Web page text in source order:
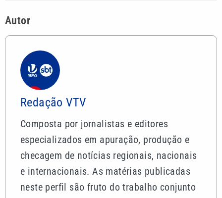
Autor
Redação VTV
Composta por jornalistas e editores
especializados em apuração, produção e
checagem de notícias regionais, nacionais
e internacionais. As matérias publicadas
neste perfil são fruto do trabalho conjunto